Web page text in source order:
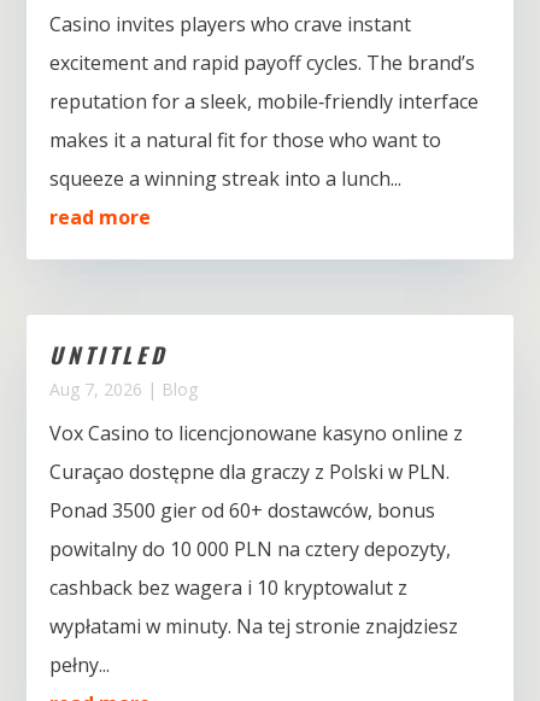
Casino invites players who crave instant
excitement and rapid payoff cycles. The brand’s
reputation for a sleek, mobile‑friendly interface
makes it a natural fit for those who want to
squeeze a winning streak into a lunch...
read more
UNTITLED
Aug 7, 2026 | Blog
Vox Casino to licencjonowane kasyno online z
Curaçao dostępne dla graczy z Polski w PLN.
Ponad 3500 gier od 60+ dostawców, bonus
powitalny do 10 000 PLN na cztery depozyty,
cashback bez wagera i 10 kryptowalut z
wypłatami w minuty. Na tej stronie znajdziesz
pełny...